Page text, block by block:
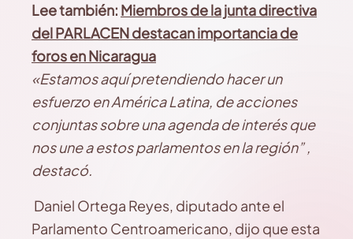
Lee también: Miembros de la junta directiva
del PARLACEN destacan importancia de
foros en Nicaragua
«Estamos aquí pretendiendo hacer un
esfuerzo en América Latina, de acciones
conjuntas sobre una agenda de interés que
nos une a estos parlamentos en la región” ,
destacó.
Daniel Ortega Reyes, diputado ante el
Parlamento Centroamericano, dijo que esta